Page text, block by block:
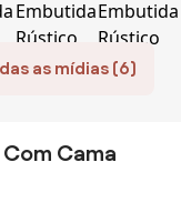
as mídias (6)
Cama